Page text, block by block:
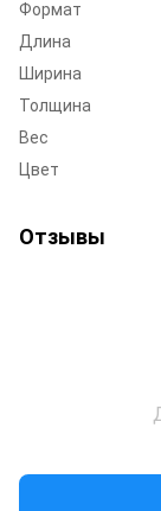
Формат
Длина
Ширина
Толщина
Вес
Цвет
Отзывы